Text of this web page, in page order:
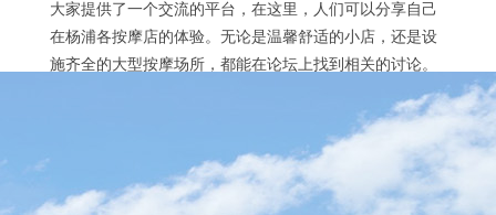
大家提供了一个交流的平台，在这里，人们可以分享自己
在杨浦各按摩店的体验。无论是温馨舒适的小店，还是设
施齐全的大型按摩场所，都能在论坛上找到相关的讨论。
而魔都高端工作室测评则是聚焦于上海那些定位高端的按
摩工作室。这些工作室往往有着独特的服务理念和高品质
的服务项目。测评内容涉及环境、技师手法、服务流...
上海招聘高端伴游：简历投递与面试技巧
# 上海高端伴游招聘：简历投递与面试技巧全攻略在上海